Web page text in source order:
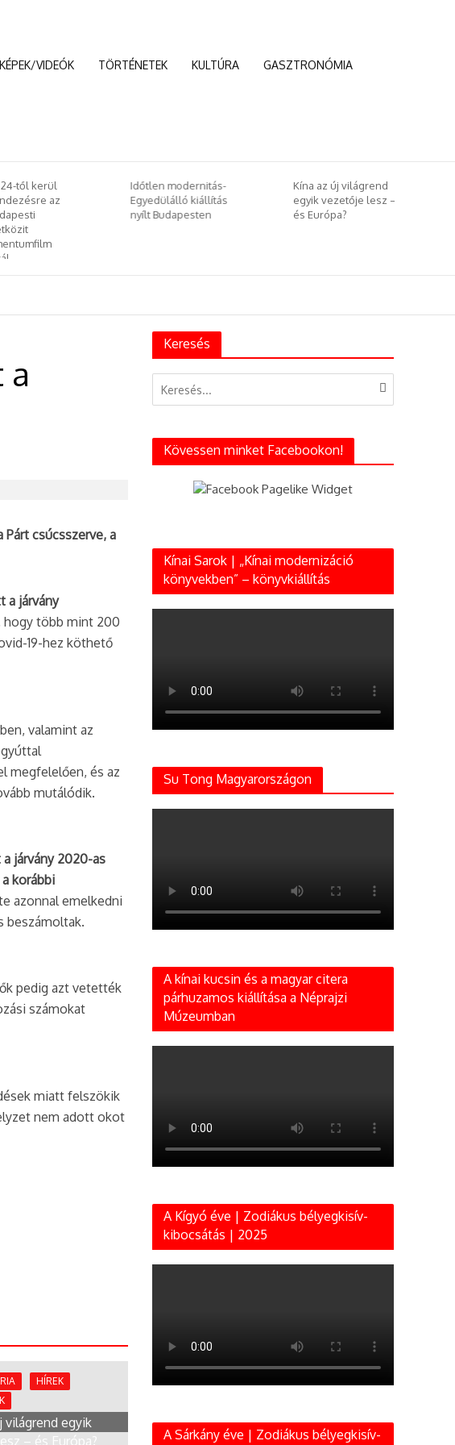
KÉPEK/VIDEÓK TÖRTÉNETEK KULTÚRA GASZTRONÓMIA
24-től kerül
az
Időtlen modernitás-
Egyedülálló kiállítás
nyílt Budapesten
Kína az új világrend
egyik vezetője lesz –
és Európa?
a
csúcsszerve, a
a járvány
több mint 200
19-hez köthető
valamint az
megfelelően, és az
mutálódik.
járvány 2020-as
korábbi
azonnal emelkedni
beszámoltak.
pedig azt vetették
számokat
miatt felszökik
nem adott okot
HÍREK
világrend egyik
– és Európa?
Keresés
Kövessen minket Facebookon!
Kínai Sarok | „Kínai modernizáció
könyvekben” – könyvkiállítás
Su Tong Magyarországon
A kínai kucsin és a magyar citera
párhuzamos kiállítása a Néprajzi
Múzeumban
A Kígyó éve | Zodiákus bélyegkisív-
kibocsátás | 2025
A Sárkány éve | Zodiákus bélyegkisív-